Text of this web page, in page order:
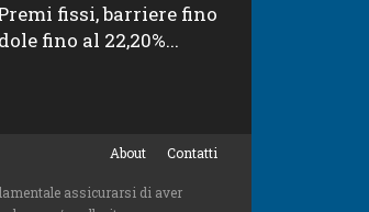
fissi, barriere fino
fino al 22,20%...
About Contatti
assicurarsi di aver